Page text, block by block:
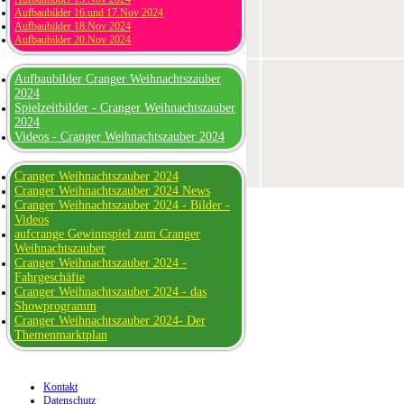
Aufbaubilder 16.und 17.Nov 2024
Aufbaubilder 18.Nov 2024
Aufbaubilder 20.Nov 2024
Aufbaubilder Cranger Weihnachtszauber
2024
Spielzeitbilder - Cranger Weihnachtszauber
2024
Videos - Cranger Weihnachtszauber 2024
Cranger Weihnachtszauber 2024
Cranger Weihnachtszauber 2024 News
Cranger Weihnachtszauber 2024 - Bilder -
Videos
aufcrange Gewinnspiel zum Cranger
Weihnachtszauber
Cranger Weihnachtszauber 2024 -
Fahrgeschäfte
Cranger Weihnachtszauber 2024 - das
Showprogramm
Cranger Weihnachtszauber 2024- Der
Themenmarktplan
Kontakt
Datenschutz